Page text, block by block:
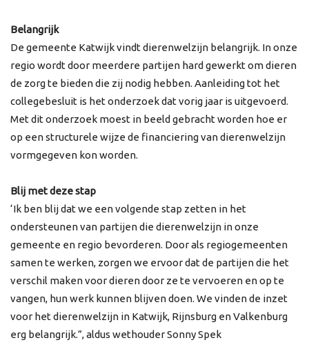
Belangrijk
De gemeente Katwijk vindt dierenwelzijn belangrijk. In onze
regio wordt door meerdere partijen hard gewerkt om dieren
de zorg te bieden die zij nodig hebben. Aanleiding tot het
collegebesluit is het onderzoek dat vorig jaar is uitgevoerd.
Met dit onderzoek moest in beeld gebracht worden hoe er
op een structurele wijze de financiering van dierenwelzijn
vormgegeven kon worden.
Blij met deze stap
‘Ik ben blij dat we een volgende stap zetten in het
ondersteunen van partijen die dierenwelzijn in onze
gemeente en regio bevorderen. Door als regiogemeenten
samen te werken, zorgen we ervoor dat de partijen die het
verschil maken voor dieren door ze te vervoeren en op te
vangen, hun werk kunnen blijven doen. We vinden de inzet
voor het dierenwelzijn in Katwijk, Rijnsburg en Valkenburg
erg belangrijk.”, aldus wethouder Sonny Spek